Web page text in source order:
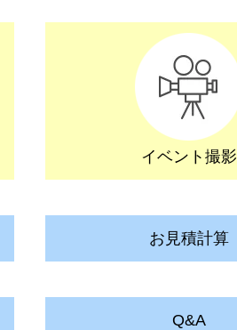
イベント撮影
お見積計算
Q&A